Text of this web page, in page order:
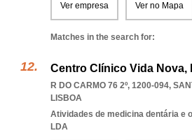
Ver empresa Ver no Mapa
Matches in the search for:
Centro Clínico Vida Nova,
R DO CARMO 76 2º, 1200-094,
LISBOA
Atividades de medicina dentária e
LDA